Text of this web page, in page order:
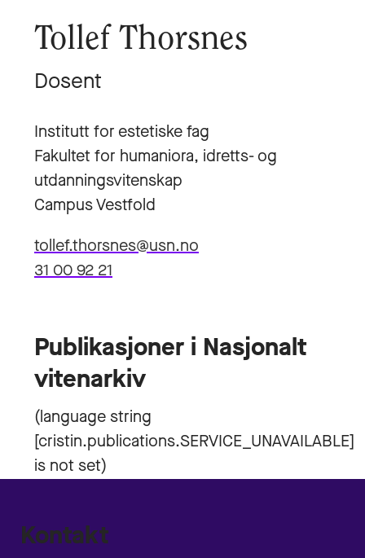
Tollef Thorsnes
Dosent
Institutt for estetiske fag
Fakultet for humaniora, idretts- og
utdanningsvitenskap
Campus Vestfold
tollef.thorsnes@usn.no
31 00 92 21
Publikasjoner i Nasjonalt
vitenarkiv
Kontakt